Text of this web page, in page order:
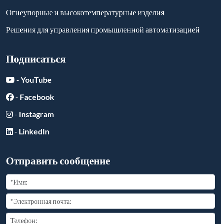
Огнеупорные и высокотемпературные изделия
Решения для управления промышленной автоматизацией
Подписаться
- YouTube
- Facebook
- Instagram
- LinkedIn
Отправить сообщение